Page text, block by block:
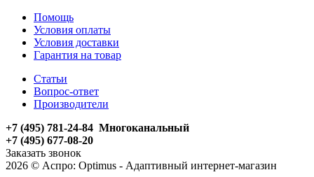
Помощь
Условия оплаты
Условия доставки
Гарантия на товар
Статьи
Вопрос-ответ
Производители
+7 (495) 781-24-84 Многоканальный
+7 (495) 677-08-20
Заказать звонок
2026 © Аспро: Optimus - Адаптивный интернет-магазин